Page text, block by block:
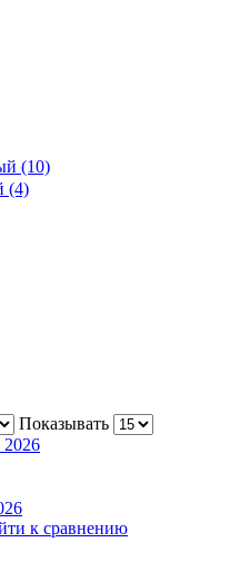
(10)
(4)
Показывать
к сравнению